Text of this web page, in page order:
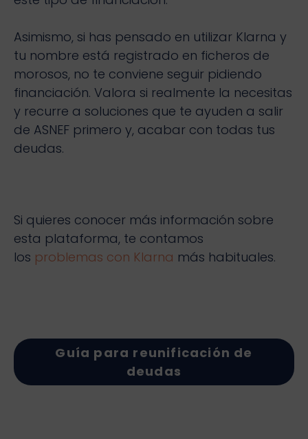
Asimismo, si has pensado en utilizar Klarna y
tu nombre está registrado en ficheros de
morosos, no te conviene seguir pidiendo
financiación. Valora si realmente la necesitas
y recurre a soluciones que te ayuden a salir
de ASNEF primero y, acabar con todas tus
deudas.
Si quieres conocer más información sobre
esta plataforma, te contamos
los problemas con Klarna más habituales.
Guía para reunificación de
deudas